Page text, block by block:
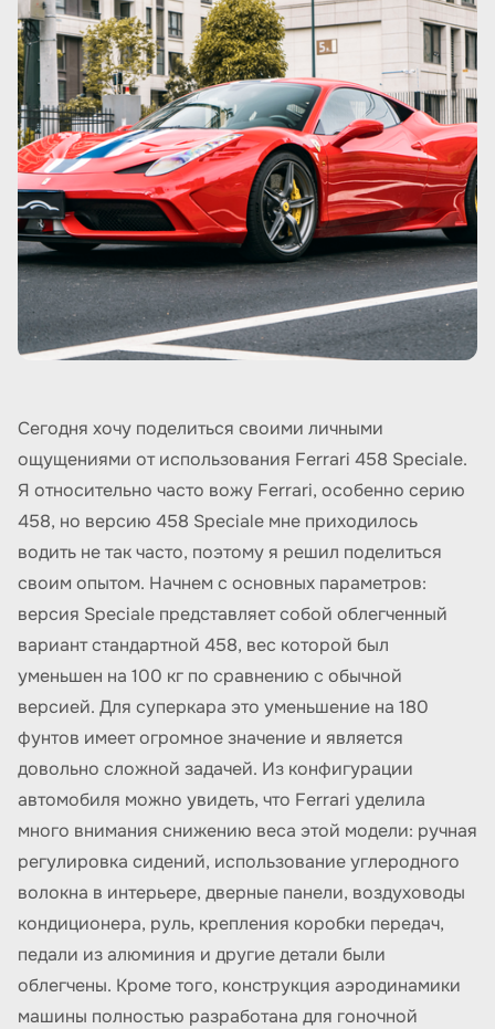
Сегодня хочу поделиться своими личными
ощущениями от использования Ferrari 458 Speciale.
Я относительно часто вожу Ferrari, особенно серию
458, но версию 458 Speciale мне приходилось
водить не так часто, поэтому я решил поделиться
своим опытом. Начнем с основных параметров:
версия Speciale представляет собой облегченный
вариант стандартной 458, вес которой был
уменьшен на 100 кг по сравнению с обычной
версией. Для суперкара это уменьшение на 180
фунтов имеет огромное значение и является
довольно сложной задачей. Из конфигурации
автомобиля можно увидеть, что Ferrari уделила
много внимания снижению веса этой модели: ручная
регулировка сидений, использование углеродного
волокна в интерьере, дверные панели, воздуховоды
кондиционера, руль, крепления коробки передач,
педали из алюминия и другие детали были
облегчены. Кроме того, конструкция аэродинамики
машины полностью разработана для гоночной